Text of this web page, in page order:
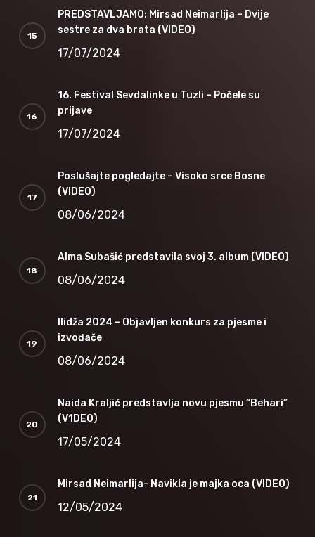
PREDSTAVLJAMO: Mirsad Neimarlija – Dvije
sestre za dva brata (VIDEO)
17/07/2024
16. Festival Sevdalinke u Tuzli – Počele su
prijave
17/07/2024
Poslušajte pogledajte – Visoko srce Bosne
(VIDEO)
08/06/2024
Alma Subašić predstavila svoj 3. album (VIDEO)
08/06/2024
Ilidža 2024 – Objavljen konkurs za pjesme i
izvođače
08/06/2024
Naida Kraljić predstavlja novu pjesmu “Behari”
(V1DEO)
17/05/2024
Mirsad Neimarlija- Navikla je majka oca (VIDEO)
12/05/2024